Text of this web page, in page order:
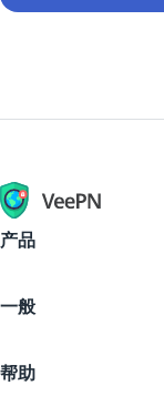
产品
VPN for macOS
iOS VPN
一般
VPN下载
帮助